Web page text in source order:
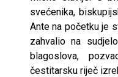
svećenika,
Ante na početku je
zahvalio na
blagoslova,
čestitarsku riječ